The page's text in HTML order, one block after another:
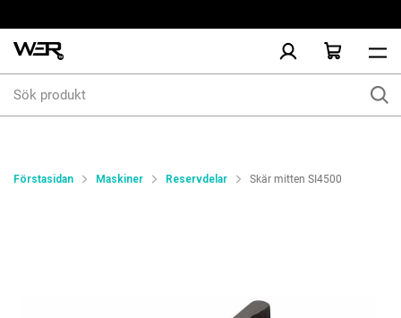
produkt
Förstasidan Maskiner Reservdelar Skär mitten SI4500